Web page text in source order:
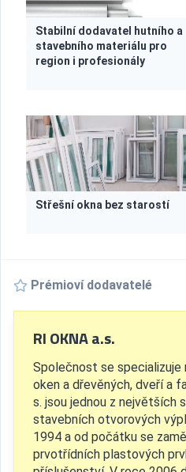
Stabilní dodavatel hutního a
stavebního materiálu pro
region i profesionály
Střešní okna bez starostí
Prémioví dodavatelé
RI OKNA a.s.
Společnost se specializuje
oken a dřevěných, dveří a
s. jsou jednou z největších
stavebních otvorových
1994 a od počátku se
prvotřídních plastových